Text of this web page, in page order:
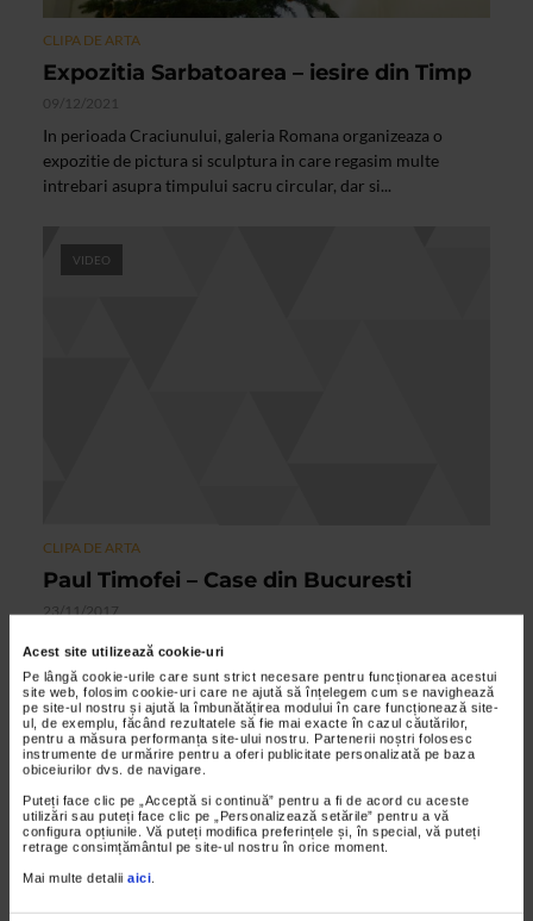
Acest site utilizează cookie-uri
Pe lângă cookie-urile care sunt strict necesare pentru funcționarea acestui
site web, folosim cookie-uri care ne ajută să înțelegem cum se navighează
pe site-ul nostru și ajută la îmbunătățirea modului în care funcționează site-
ul, de exemplu, făcând rezultatele să fie mai exacte în cazul căutărilor,
pentru a măsura performanța site-ului nostru. Partenerii noștri folosesc
instrumente de urmărire pentru a oferi publicitate personalizată pe baza
obiceiurilor dvs. de navigare.
Puteți face clic pe „Acceptă si continuă” pentru a fi de acord cu aceste
utilizări sau puteți face clic pe „Personalizează setările” pentru a vă
configura opțiunile. Vă puteți modifica preferințele și, în special, vă puteți
retrage consimțământul pe site-ul nostru în orice moment.
Mai multe detalii aici
CLIPA DE ARTA
Expozitia Sarbatoarea – iesire din Timp
09/12/2021
In perioada Craciunului, galeria Romana organizeaza o
expozitie de pictura si sculptura in care regasim multe
intrebari asupra timpului sacru circular, dar si...
VIDEO
CLIPA DE ARTA
Paul Timofei – Case din Bucuresti
23/11/2017
Pictorul Paul Timofei iubeste casele vechi din Bucuresti si le
picteaza de zece ani, cu admiratie si nostalgie. Sunt case cu o
istorie bogata, cu gradini si curti...